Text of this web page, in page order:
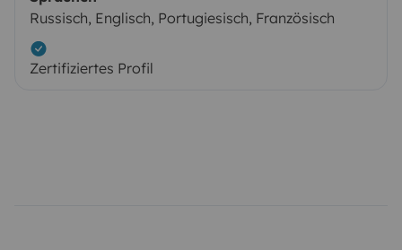
Russisch, Englisch, Portugiesisch, Französisch
Zertifiziertes Profil